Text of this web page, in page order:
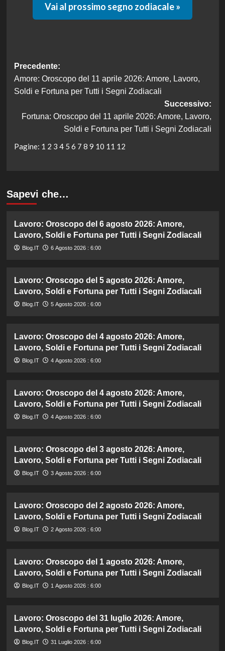
Vai al prossimo segno zodiacale »
Navigazione
articolo
Precedente:
Amore: Oroscopo del 11 aprile 2026: Amore, Lavoro,
Soldi e Fortuna per Tutti i Segni Zodiacali
Successivo:
Fortuna: Oroscopo del 11 aprile 2026: Amore, Lavoro,
Soldi e Fortuna per Tutti i Segni Zodiacali
Pagine: 1 2 3 4 5 6 7 8 9 10 11 12
Sapevi che…
Lavoro: Oroscopo del 6 agosto 2026: Amore,
Lavoro, Soldi e Fortuna per Tutti i Segni Zodiacali
Blog.IT 6 Agosto 2026 : 6:00
Lavoro: Oroscopo del 5 agosto 2026: Amore,
Lavoro, Soldi e Fortuna per Tutti i Segni Zodiacali
Blog.IT 5 Agosto 2026 : 6:00
Lavoro: Oroscopo del 4 agosto 2026: Amore,
Lavoro, Soldi e Fortuna per Tutti i Segni Zodiacali
Blog.IT 4 Agosto 2026 : 6:00
Lavoro: Oroscopo del 4 agosto 2026: Amore,
Lavoro, Soldi e Fortuna per Tutti i Segni Zodiacali
Blog.IT 4 Agosto 2026 : 6:00
Lavoro: Oroscopo del 3 agosto 2026: Amore,
Lavoro, Soldi e Fortuna per Tutti i Segni Zodiacali
Blog.IT 3 Agosto 2026 : 6:00
Lavoro: Oroscopo del 2 agosto 2026: Amore,
Lavoro, Soldi e Fortuna per Tutti i Segni Zodiacali
Blog.IT 2 Agosto 2026 : 6:00
Lavoro: Oroscopo del 1 agosto 2026: Amore,
Lavoro, Soldi e Fortuna per Tutti i Segni Zodiacali
Blog.IT 1 Agosto 2026 : 6:00
Lavoro: Oroscopo del 31 luglio 2026: Amore,
Lavoro, Soldi e Fortuna per Tutti i Segni Zodiacali
Blog.IT 31 Luglio 2026 : 6:00